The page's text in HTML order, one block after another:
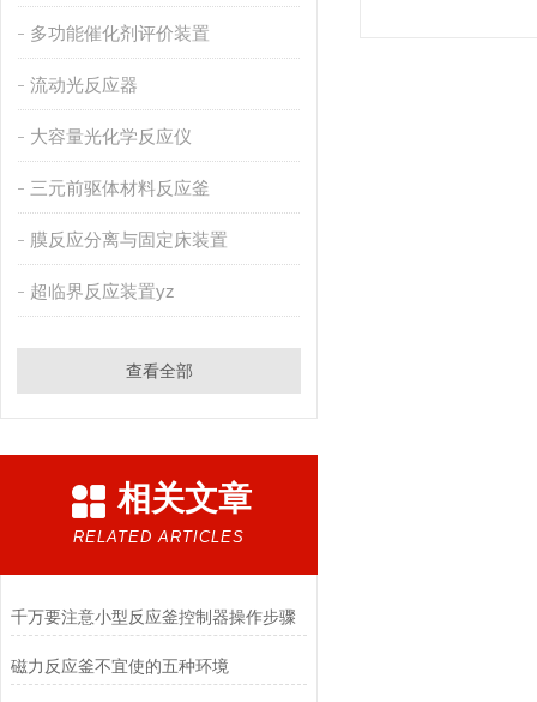
多功能催化剂评价装置
流动光反应器
大容量光化学反应仪
三元前驱体材料反应釜
膜反应分离与固定床装置
超临界反应装置yz
查看全部
相关文章
RELATED ARTICLES
千万要注意小型反应釜控制器操作步骤
磁力反应釜不宜使的五种环境